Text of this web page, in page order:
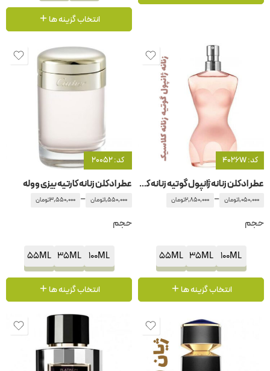
انتخاب گزینه ها
کد: 4026W
عطر ادکلن زنانه ژانپول گوتیه زنانه کلاسیک
1,050,000تومان –
2,850,000تومان
حجم
100ML
35ML
55ML
انتخاب گزینه ها
کد: 20052
عطر ادکلن زنانه کارتیه بیزی ووله
1,550,000تومان –
3,550,000تومان
حجم
100ML
35ML
55ML
انتخاب گزینه ها